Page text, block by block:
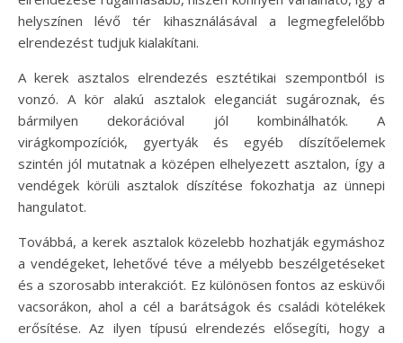
helyszínen lévő tér kihasználásával a legmegfelelőbb
elrendezést tudjuk kialakítani.
A kerek asztalos elrendezés esztétikai szempontból is
vonzó. A kör alakú asztalok eleganciát sugároznak, és
bármilyen dekorációval jól kombinálhatók. A
virágkompozíciók, gyertyák és egyéb díszítőelemek
szintén jól mutatnak a középen elhelyezett asztalon, így a
vendégek körüli asztalok díszítése fokozhatja az ünnepi
hangulatot.
Továbbá, a kerek asztalok közelebb hozhatják egymáshoz
a vendégeket, lehetővé téve a mélyebb beszélgetéseket
és a szorosabb interakciót. Ez különösen fontos az esküvői
vacsorákon, ahol a cél a barátságok és családi kötelékek
erősítése. Az ilyen típusú elrendezés elősegíti, hogy a